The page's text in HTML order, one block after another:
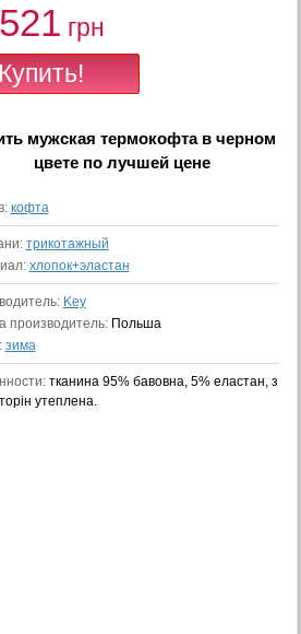
грн
мужская термокофта в черном
цветепо лучшей цене
кофта
трикотажный
хлопок+эластан
Key
производитель: Польша
зима
тканина 95% бавовна, 5% еластан, з
утеплена.